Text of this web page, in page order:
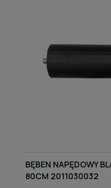
BĘBEN NAPĘDOWY
80CM 2011030032